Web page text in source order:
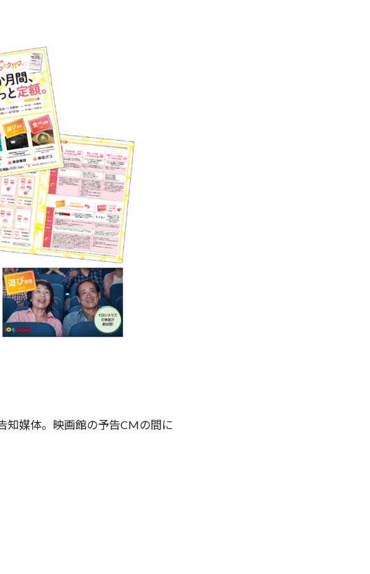
知媒体。映画館の予告CMの間に